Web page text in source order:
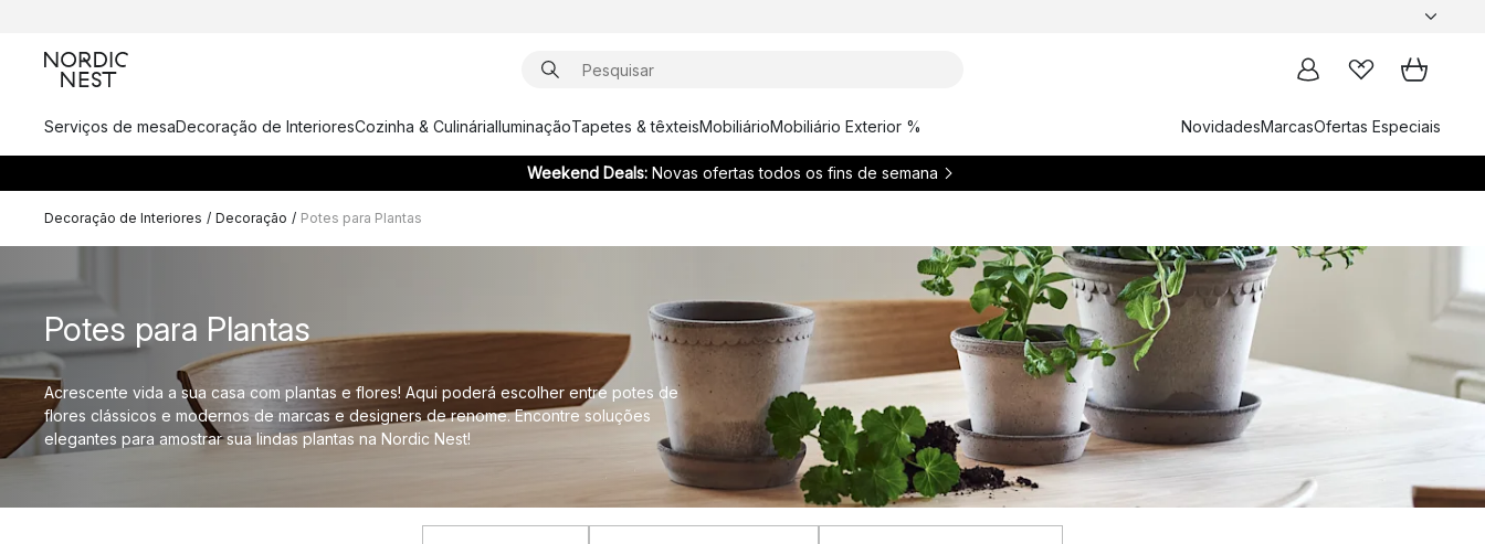
Serviços de mesaDecoração de InterioresCozinha & CulináriaIluminaçãoTapetes & têxteisMobiliárioMobiliário Exterior % NovidadesMarcasOfertas Especiais
Weekend Deals: Novas ofertas todos os fins de semana
Decoração de Interiores / Decoração / Potes para Plantas
Potes para Plantas
Acrescente vida a sua casa com plantas e flores! Aqui poderá escolher entre potes de
flores clássicos e modernos de marcas e designers de renome. Encontre soluções
elegantes para amostrar sua lindas plantas na Nordic Nest!